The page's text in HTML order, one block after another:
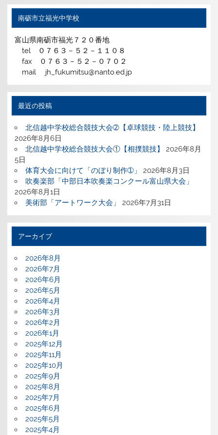
南砺市立福光中学校
富山県南砺市福光７２０番地
tel ０７６３－５２－１１０８
fax ０７６３－５２－０７０２
mail jh_fukumitsu@nanto.ed.jp
最近の投稿
北信越中学校総合競技大会➁【卓球競技・陸上競技】
2026年8月6日
北信越中学校総合競技大会①【相撲競技】
2026年8月
5日
体育大会に向けて「のぼり制作➀」
2026年8月3日
吹奏楽部「中部日本吹奏楽コンクール富山県大会」
2026年8月1日
美術部「アートワーク大会」
2026年7月31日
アーカイブ
2026年8月
2026年7月
2026年6月
2026年5月
2026年4月
2026年3月
2026年2月
2026年1月
2025年12月
2025年11月
2025年10月
2025年9月
2025年8月
2025年7月
2025年6月
2025年5月
2025年4月